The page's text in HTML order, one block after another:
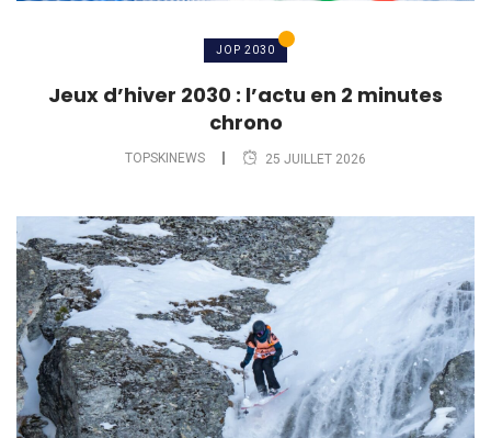
JOP 2030
Jeux d’hiver 2030 : l’actu en 2 minutes
chrono
TOPSKINEWS 25 JUILLET 2026